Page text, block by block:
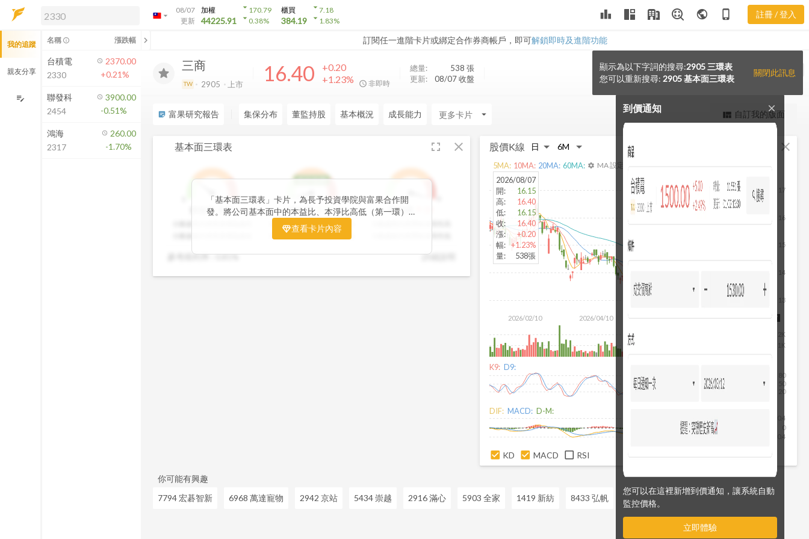
arrow_drop_down
08/07
更新
加權
44225.91
arrow_drop_down170.79
arrow_drop_down0.38%
櫃買
384.19
arrow_drop_down7.18
arrow_drop_down1.83% leaderboard public phone_iphone 註冊 / 登入
訂閱任一進階卡片或綁定合作券商帳戶，即可解鎖即時及進階功能
解鎖即時行情及進階功能
方案」，即可解鎖以下功能：
即時行情
即時市況與排行
成交金額熱力圖
前往方案訂閱
如何綁定合作券商
顯示為以下字詞的搜尋:2905 三環表
您可以重新搜尋: 2905 基本面三環表
關閉此訊息
三商
TW 2905 上市 16.40
+0.20
+1.23%
非即時
總量: 538 張
更新:
08/07 收盤
更強大的進階價量圖表
notification_add
到價通知
您可以在這裡新增到價通知，讓系統自動
監控價格。
立即體驗
close
VS
sticky_note_2 富果研究報告 集保分布 董監持股 基本概況 成長能力 arrow_drop_down view_quilt 自訂我的版面
基本面三環表 fullscreen close
9
價值環 分
低於低標
1 9
股利環 分
分數越高代表股利報酬率越高
分數越低代表股利報酬率越低
1
營收環
參考殖利率 :0.81% 詳細說明
「基本面三環表」卡片，為長予投資學院與富果合作開
發。將公司基本面中的本益比、本淨比高低（第一環）、
股利報酬率好壞（第二環）以及營收成長性（第三環），
透過數據分析與統計處理，用三環的表達方式讓投資人可
查看卡片內容
股價K線 close
2026/02/10 2026/04/10
13
14
15
16
17
2026/08/07
1K
2K
2026/08/07
開:
16.15
高:
16.40
低:
16.15
收:
16.40
漲:
+0.20
幅: +1.23%
量: 538張
5MA: 10MA: 20MA: 60MA: settings MA 設定
K9: D9:
20
50
80
DIF: MACD: D-M:
-0.4
0
0.4
KD MACD RSI
你可能有興趣
7794 宏碁智新
6968 萬達寵物 2942 京站 5434 崇越 2916 滿心 5903 全家 1419 新紡 8433 弘帆
我的追蹤
親友分享
edit_note
名稱 info_outline 漲跌幅 chevron_left
台積電
2330
2370.00
+0.21%
聯發科
2454
3900.00
-0.51%
鴻海
2317
260.00
-1.70%